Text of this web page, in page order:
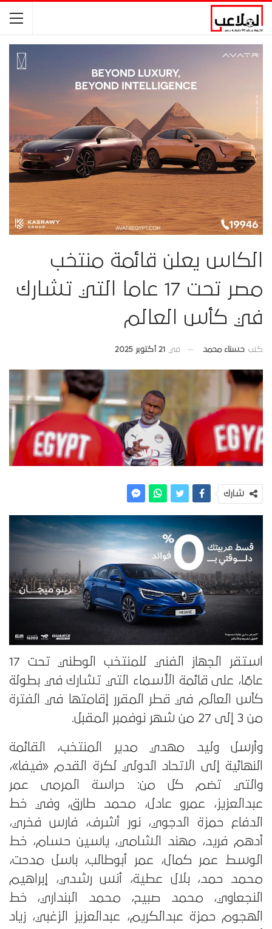
الكاس يعلن قائمة منتخب
مصر تحت 17 عاما التي تشارك
في كأس العالم
كتب حسناء محمد في 21 أكتوبر 2025
شارك
استقر الجهاز الفني للمنتخب الوطني تحت 17
عامًا، على قائمة الأسماء التي تشارك في بطولة
كأس العالم في قطر المقرر إقامتها في الفترة
من 3 إلى 27 من شهر نوفمبر المقبل.
وأرسل وليد مهدي مدير المنتخب، القائمة
النهائية إلى الاتحاد الدولي لكرة القدم «فيفا»،
والتي تضم كل من: حراسة المرمى عمر
عبدالعزيز، عمرو عادل، محمد طارق، وفي خط
الدفاع حمزة الدجوي، نور أشرف، فارس فخري،
أدهم فريد، مهند الشامي، ياسين حسام، خط
الوسط عمر كمال، عمر أبوطالب، باسل مدحت،
محمد حمد، بلال عطية، أنس رشدي، إبراهيم
النجعاوي، محمد صبيح، محمد البنداري، خط
الهجوم حمزة عبدالكريم، عبدالعزيز الزغبي، زياد